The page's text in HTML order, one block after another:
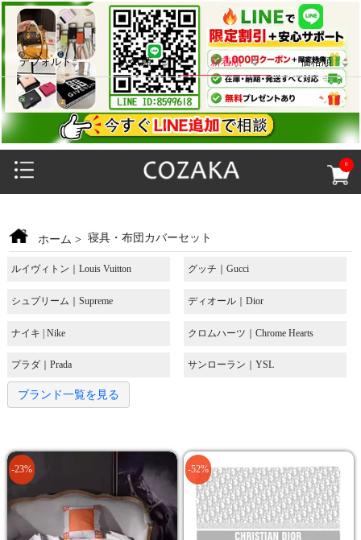
0
デフォルト 人気順 新着順 価格順
ホーム > 寝具・布団カバーセット
ルイヴィトン｜Louis Vuitton グッチ｜Gucci
シュプリーム｜Supreme ディオール｜Dior
ナイキ | Nike クロムハーツ｜Chrome Hearts
プラダ｜Prada サンローラン｜YSL
ブランド一覧を見る
-23% -52%